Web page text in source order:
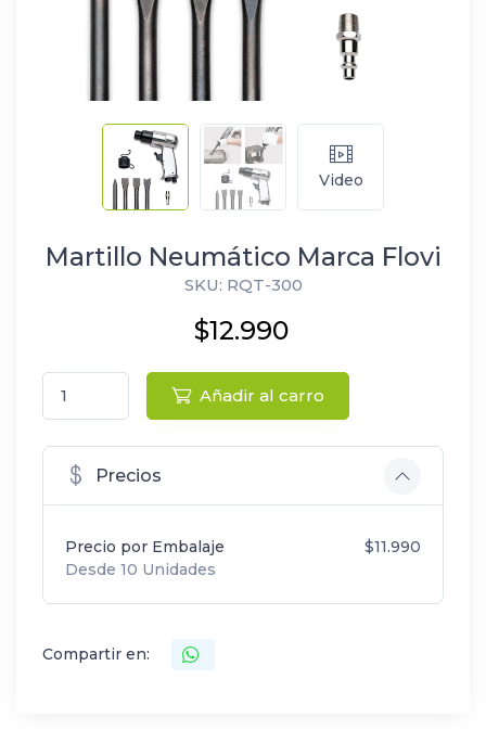
Video
Martillo Neumático Marca Flovi
SKU: RQT-300
$12.990
Añadir al carro
Precios
Precio por Embalaje
Desde 10 Unidades
$11.990
Compartir en: